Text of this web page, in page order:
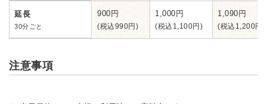
延長
30分ごと
900円
(税込990円)
1,000円
(税込1,100円)
1,090円
(税込1,200円)
注意事項